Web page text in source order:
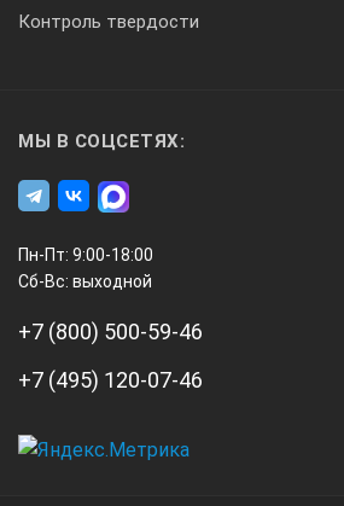
Контроль твердости
МЫ В СОЦСЕТЯХ:
Пн-Пт: 9:00-18:00
Сб-Вс: выходной
+7 (800) 500-59-46
+7 (495) 120-07-46